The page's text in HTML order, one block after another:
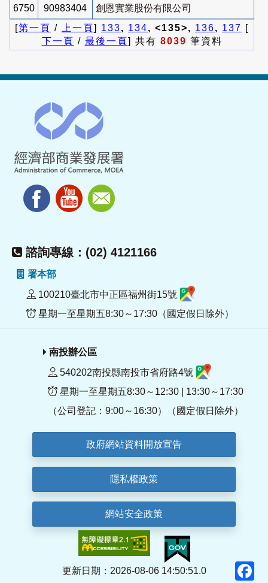
6750 90983404
創恩實業股份有限公司
[第一頁 / 上一頁] 133, 134, <135>, 136, 137 [
下一頁 / 最後一頁] 共有 8039 筆資料
諮詢專線：(02) 4121166
署本部
100210臺北市中正區福州街15號
星期一至星期五8:30～17:30（國定假日除外）
南投辦公區
540202南投縣南投市省府路4號
星期一至星期五8:30～12:30 | 13:30～17:30
（公司登記：9:00～16:30）（國定假日除外）
政府網站資料開放宣告
隱私權政策
網站安全政策
更新日期：2026-08-06 14:50:51.0